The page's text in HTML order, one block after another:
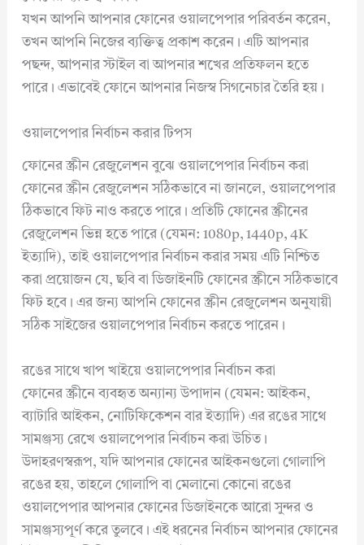
যখন আপনি আপনার ফোনের ওয়ালপেপার পরিবর্তন করেন,
তখন আপনি নিজের ব্যক্তিত্ব প্রকাশ করেন। এটি আপনার
পছন্দ, আপনার স্টাইল বা আপনার শখের প্রতিফলন হতে
পারে। এভাবেই ফোনে আপনার নিজস্ব সিগনেচার তৈরি হয়।
ওয়ালপেপার নির্বাচন করার টিপস
ফোনের স্ক্রীন রেজুলেশন বুঝে ওয়ালপেপার নির্বাচন করা
ফোনের স্ক্রীন রেজুলেশন সঠিকভাবে না জানলে, ওয়ালপেপার
ঠিকভাবে ফিট নাও করতে পারে। প্রতিটি ফোনের স্ক্রীনের
রেজুলেশন ভিন্ন হতে পারে (যেমন: 1080p, 1440p, 4K
ইত্যাদি), তাই ওয়ালপেপার নির্বাচন করার সময় এটি নিশ্চিত
করা প্রয়োজন যে, ছবি বা ডিজাইনটি ফোনের স্ক্রীনে সঠিকভাবে
ফিট হবে। এর জন্য আপনি ফোনের স্ক্রীন রেজুলেশন অনুযায়ী
সঠিক সাইজের ওয়ালপেপার নির্বাচন করতে পারেন।
রঙের সাথে খাপ খাইয়ে ওয়ালপেপার নির্বাচন করা
ফোনের স্ক্রীনে ব্যবহৃত অন্যান্য উপাদান (যেমন: আইকন,
ব্যাটারি আইকন, নোটিফিকেশন বার ইত্যাদি) এর রঙের সাথে
সামঞ্জস্য রেখে ওয়ালপেপার নির্বাচন করা উচিত।
উদাহরণস্বরূপ, যদি আপনার ফোনের আইকনগুলো গোলাপি
রঙের হয়, তাহলে গোলাপি বা মেলানো কোনো রঙের
ওয়ালপেপার আপনার ফোনের ডিজাইনকে আরো সুন্দর ও
সামঞ্জস্যপূর্ণ করে তুলবে। এই ধরনের নির্বাচন আপনার ফোনের